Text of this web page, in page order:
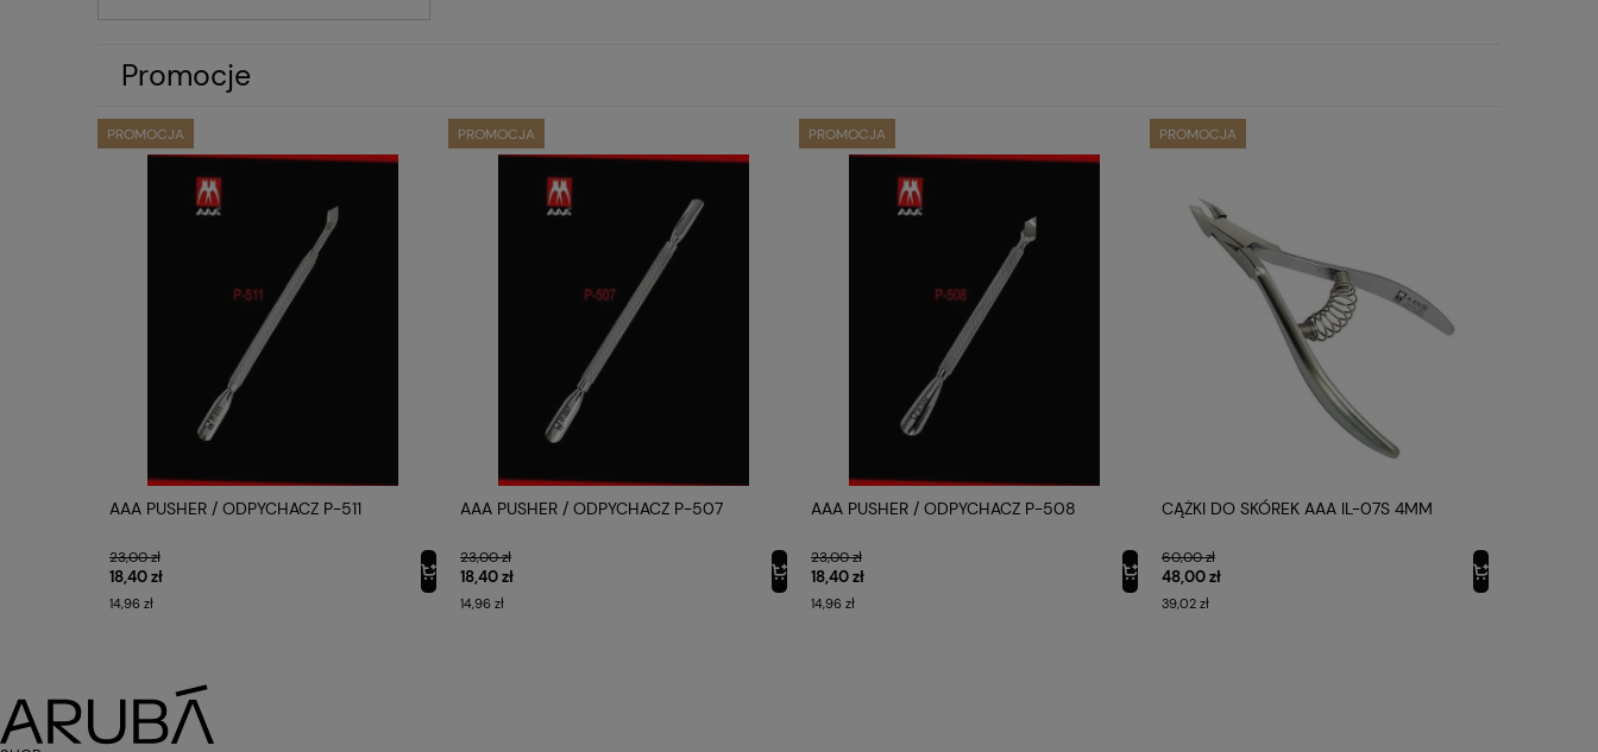
Promocje
PROMOCJA
AAA PUSHER / ODPYCHACZ P-511
23,00 zł
18,40 zł
14,96 zł
PROMOCJA
AAA PUSHER / ODPYCHACZ P-507
23,00 zł
18,40 zł
14,96 zł
PROMOCJA
AAA PUSHER / ODPYCHACZ P-508
23,00 zł
18,40 zł
14,96 zł
PROMOCJA
CĄŻKI DO SKÓREK AAA IL-07S 4MM
60,00 zł
48,00 zł
39,02 zł